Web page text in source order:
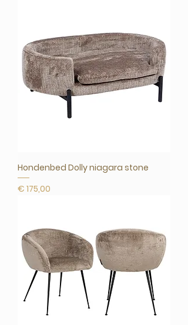
Hondenbed Dolly niagara stone
Prijs
€ 175,00